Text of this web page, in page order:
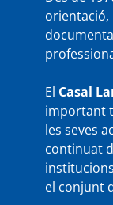
orientació,
El Casal
important
les seves
continuat
el conjunt